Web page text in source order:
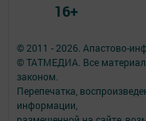
© 2011 - 2026. Апастово-
© ТАТМЕДИА. Все
законом.
Перепечатка,
информации,
16+